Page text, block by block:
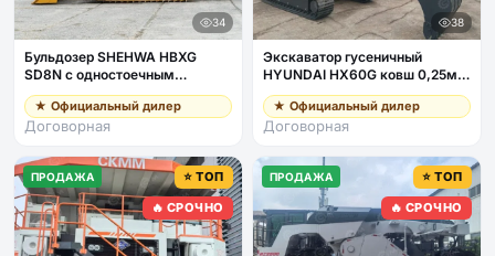
34
Бульдозер SHEHWA HBXG
SD8N с одностоечным
рыхлителем, кондиционер
★ Официальный дилер
Договорная
38
Экскаватор гусеничный
HYUNDAI HX60G ковш 0,25м3,
общая масса 5,8т, дв Yanmar
★ Официальный дилер
Договорная
ПРОДАЖА
⭐ ТОП
🔥 СРОЧНО
ПРОДАЖА
⭐ ТОП
🔥 СРОЧНО